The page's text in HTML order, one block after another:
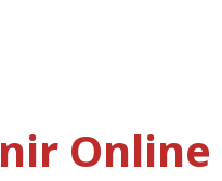
Online